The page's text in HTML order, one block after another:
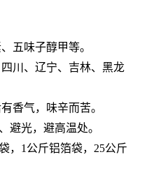
五味子醇甲等。
川、辽宁、吉林、黑龙
香气，味辛而苦。
避光，避高温处。
，1公斤铝箔袋，25公斤